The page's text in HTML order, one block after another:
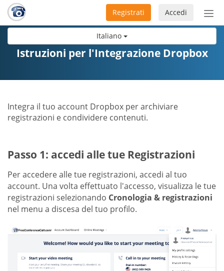
Italiano
Accedi
Registrati
Istruzioni per l'Integrazione Dropbox
Integra il tuo account Dropbox per archiviare
registrazioni e condividere contenuti.
Passo 1: accedi alle tue Registrazioni
Per accedere alle tue registrazioni, accedi al tuo
account. Una volta effettuato l'accesso, visualizza le tue
registrazioni selezionando Cronologia & registrazioni
nel menu a discesa del tuo profilo.